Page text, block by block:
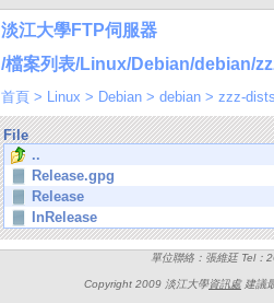
淡江大學FTP伺服器
/檔案列表/Linux/Debian/debian/
首頁 > Linux > Debian > debian > zzz-
File
..
Release.gpg
Release
InRelease
單位聯絡：張維廷 Tel
Copyright 2009 淡江大學資訊處建議